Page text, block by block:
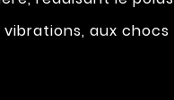
aux